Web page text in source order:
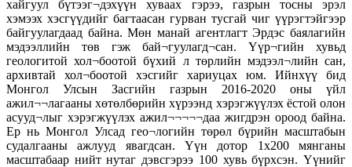
хайгуул бүтээг¬дэхүүн хуваах гэрээ, газрын тосны эрэл
хэмээх хэсгүүдийг багтаасан гурван тусгай чиг үүрэгтэйгээр
байгуулагдаад байна. Мөн манай агентлагт Эрдэс баялагийн
мэдээллийн төв гэж бай¬гуулагд¬сан. Үүр¬гийн хувьд
геологитой хол¬боотой бүхий л төрлийн мэдээл¬лийн сан,
архивтай хол¬боотой хэсгийг хариуцах юм. Ийнхүү бид
Монгол Улсын Засгийн газрын 2016-2020 оны үйл
ажил¬¬лагааны хөтөлбөрийн хүрээнд хэрэгжүүлэх ёстой олон
асууд¬лыг хэрэгжүүлэх ажил¬¬¬¬¬даа жигдрэн ороод байна.
Ер нь Монгол Улсад гео¬логийн төрөл бүрийн масштабын
судалгааны ажлууд явагдсан. Үүн дотор 1х200 мянганы
масштабаар нийт нутаг дэвсгэрээ 100 хувь бүрхсэн. Үүнийг